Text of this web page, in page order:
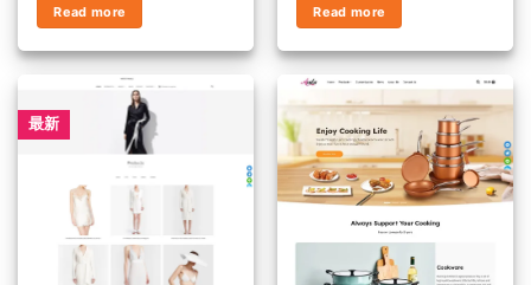
Read more Read more
最新